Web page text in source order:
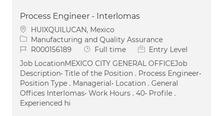
Process Engineer - Interlomas
Location
HUIXQUILUCAN, Mexico
Category
Manufacturing and Quality Assurance
Job IdR000156189 Job Type
Full time
Entry Level
Job LocationMEXICO CITY GENERAL OFFICEJob
Description• Title of the Position . Process Engineer•
Position Type . Managerial• Location . General
Offices Interlomas• Work Hours . 40• Profile .
Experienced hi